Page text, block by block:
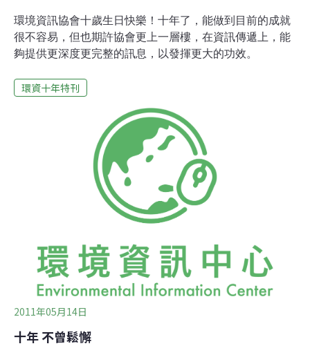
環境資訊協會十歲生日快樂！十年了，能做到目前的成就
很不容易，但也期許協會更上一層樓，在資訊傳遞上，能
夠提供更深度更完整的訊息，以發揮更大的功效。
環資十年特刊
2011年05月14日
十年 不曾鬆懈